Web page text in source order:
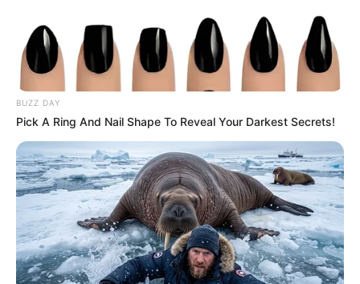
BUZZ DAY
Pick A Ring And Nail Shape To Reveal Your Darkest Secrets!